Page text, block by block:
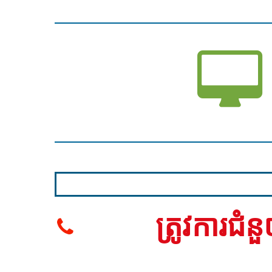
ត្រូវការជំ